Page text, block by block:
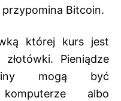
przypomina Bitcoin.
której kurs jest
Pieniądze
mogą być
albo